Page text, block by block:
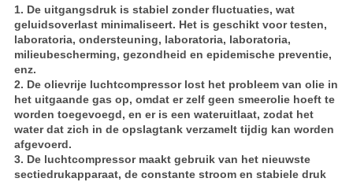
1. De uitgangsdruk is stabiel zonder fluctuaties, wat
geluidsoverlast minimaliseert. Het is geschikt voor testen,
laboratoria, ondersteuning, laboratoria, laboratoria,
milieubescherming, gezondheid en epidemische preventie,
enz.
2. De olievrije luchtcompressor lost het probleem van olie in
het uitgaande gas op, omdat er zelf geen smeerolie hoeft te
worden toegevoegd, en er is een wateruitlaat, zodat het
water dat zich in de opslagtank verzamelt tijdig kan worden
afgevoerd.
3. De luchtcompressor maakt gebruik van het nieuwste
sectiedrukapparaat, de constante stroom en stabiele druk